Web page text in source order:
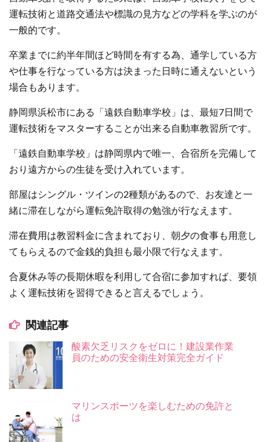
運転技術と道路交通法や標識の見方などの学科を学ぶのが
一般的です。
卒業までに約半年間ほど時間を有する為、通学している方
や仕事を行なっている方は決まった日時に通えないという
場合もあります。
静岡県浜松市にある「遠鉄自動車学校」は、最短7日間で
運転技術をマスターすることが出来る自動車教習所です。
「遠鉄自動車学校」は静岡県内で唯一、合宿所を完備して
おり遠方からの生徒を受け入れています。
部屋はシングル・ツインの2種類があるので、お友達と一
緒に滞在しながら運転免許取得の勉強が行なえます。
滞在費用は教習料金に含まれており、朝夕の食事も用意し
てもらえるので金銭的負担も最小限で行なえます。
合夏休み等の長期休暇を利用して合宿に参加すれば、要領
よく運転技術を習得できると言えるでしょう。
関連記事
酸素欠乏リスクをゼロに！建設業作業
員のための安全衛生対策完全ガイド
マリンスポーツを楽しむための免許と
は